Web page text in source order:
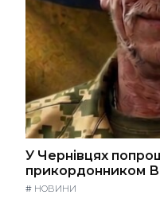
У Чернівцях
прикордонником
# НОВИНИ